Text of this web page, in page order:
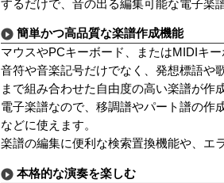
するだけで、音の出る編集可能な電子楽
簡単かつ高品質な楽譜作成機能
マウスやPCキーボード、またはMIDIキ
音符や音楽記号だけでなく、発想標語や
まで組み合わせた自由度の高い楽譜が作
電子楽譜なので、移調譜やパート譜の作
などに使えます。
楽譜の編集に便利な検索置換機能や、エ
本格的な演奏を楽しむ